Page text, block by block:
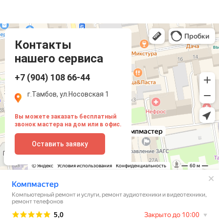
Контакты
нашего сервиса
+7 (904) 108 66-44
г.Тамбов, ул.Носовская 1
Вы можете заказать бесплатный
звонок мастера на дом или в офис.
Оставить заявку
Компмастер
Тамбов
Носовская улица, 1